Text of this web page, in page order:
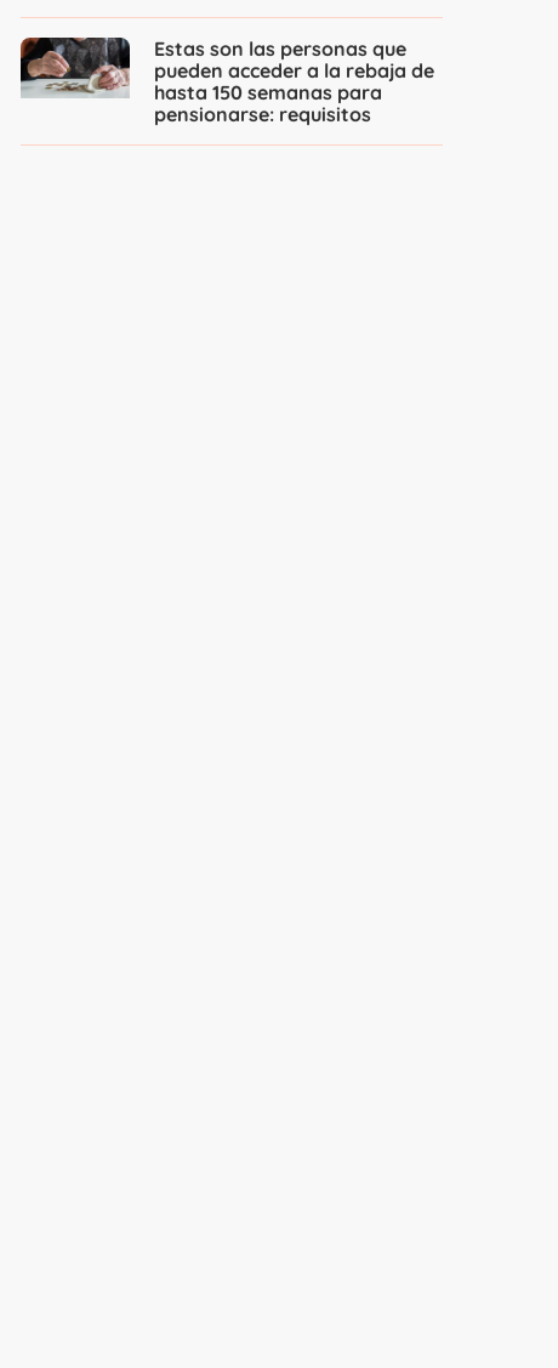
Estas son las personas que
pueden acceder a la rebaja de
hasta 150 semanas para
pensionarse: requisitos